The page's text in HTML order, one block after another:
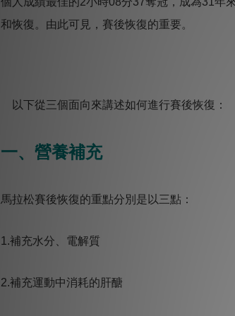
和恢復。由此可見，賽後恢復的重要。
以下從三個面向來講述如何進行賽後恢復：
一、營養補充
馬拉松賽後恢復的重點分別是以三點：
1.補充水分、電解質
2.補充運動中消耗的肝醣